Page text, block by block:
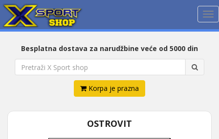
Besplatna dostava za narudžbine veće od 5000 din
Korpa je prazna
OSTROVIT